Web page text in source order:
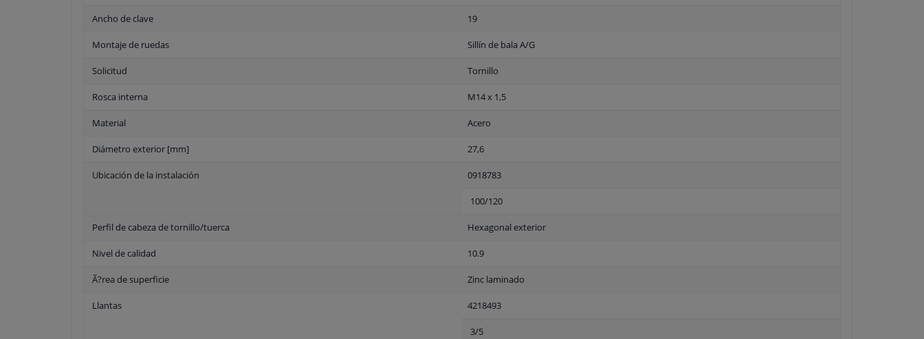
Ancho de clave 19
Montaje de ruedas Sillín de bala A/G
Solicitud Tornillo
Rosca interna M14 x 1,5
Material Acero
Diámetro exterior [mm] 27,6
Ubicación de la instalación 0918783
100/120
Perfil de cabeza de tornillo/tuerca Hexagonal exterior
Nivel de calidad 10.9
Ã?rea de superficie Zinc laminado
Llantas 4218493
3/5